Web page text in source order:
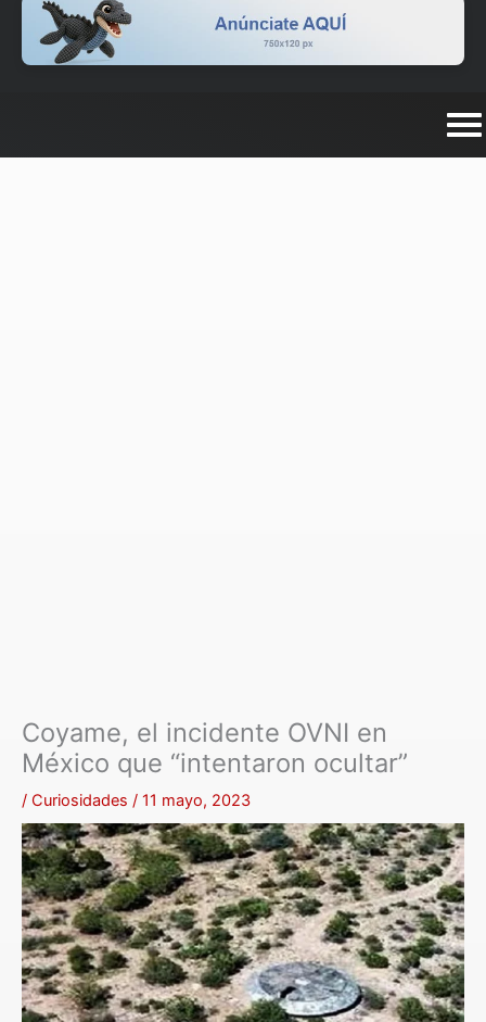
Coyame, el incidente OVNI en
México que “intentaron ocultar”
/ Curiosidades / 11 mayo, 2023